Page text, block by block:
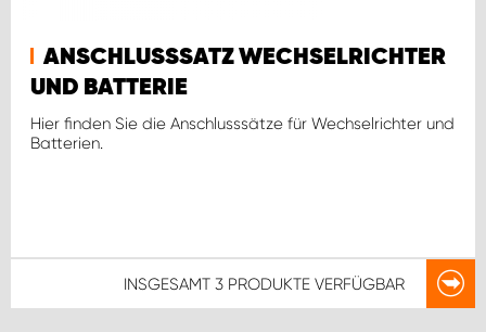
ANSCHLUSSSATZ WECHSELRICHTER
UND BATTERIE
Hier finden Sie die Anschlusssätze für Wechselrichter und
Batterien.
INSGESAMT 3 PRODUKTE VERFÜGBAR